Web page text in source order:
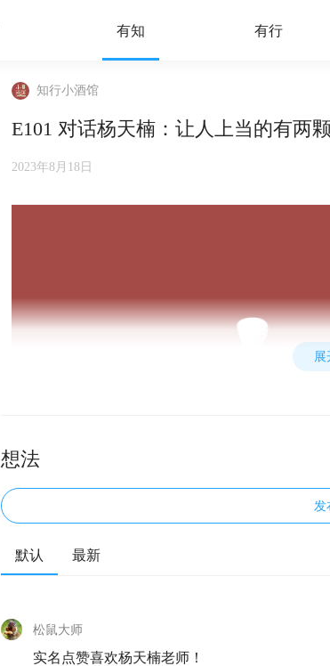
有知 有行
知行小酒馆
E101 对话杨天楠：让人上当的有两
2023年8月18日
展
想法
发
默认 最新
松鼠大师
实名点赞喜欢杨天楠老师！